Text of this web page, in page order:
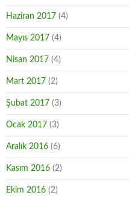
Haziran 2017 (4)
Mayıs 2017 (4)
Nisan 2017 (4)
Mart 2017 (2)
Şubat 2017 (3)
Ocak 2017 (3)
Aralık 2016 (6)
Kasım 2016 (2)
Ekim 2016 (2)